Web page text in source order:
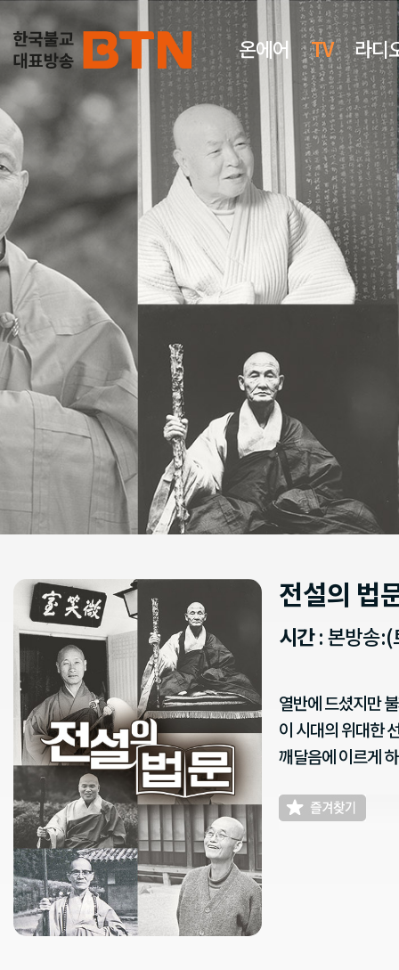
온에어 TV 라디
전설의 법
시간: 본방송
열반에 드셨지만
이 시대의 위대한
깨달음에 이르게